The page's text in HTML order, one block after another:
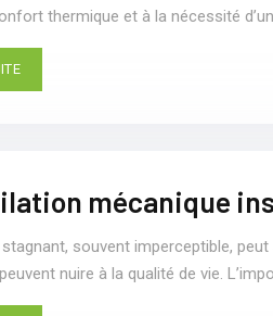
thermique et à la nécessité
mécanique
stagnant, souvent imperceptible,
nuire à la qualité de vie.